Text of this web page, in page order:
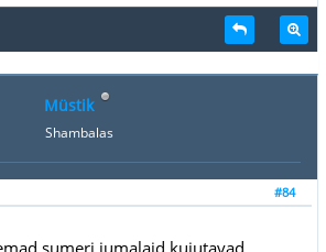
Müstik
Shambalas
#84
sumeri jumalaid kujutavad